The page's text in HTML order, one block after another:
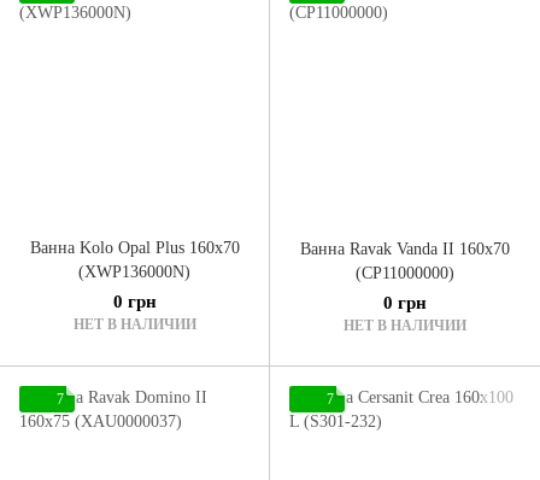
Ванна Kolo Opal Plus 160x70
(XWP136000N)
0 грн
НЕТ В НАЛИЧИИ
Ванна Ravak Vanda II 160x70
(CP11000000)
0 грн
НЕТ В НАЛИЧИИ
7 7